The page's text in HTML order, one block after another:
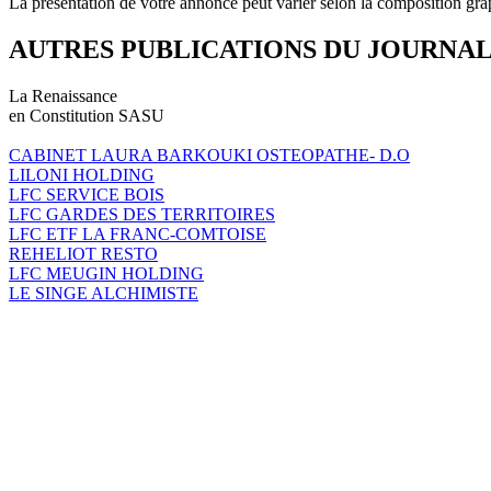
AUTRES PUBLICATIONS DU JOURNAL
La Renaissance
en Constitution SASU
CABINET LAURA BARKOUKI OSTEOPATHE- D.O
LILONI HOLDING
LFC SERVICE BOIS
LFC GARDES DES TERRITOIRES
LFC ETF LA FRANC-COMTOISE
REHELIOT RESTO
LFC MEUGIN HOLDING
LE SINGE ALCHIMISTE